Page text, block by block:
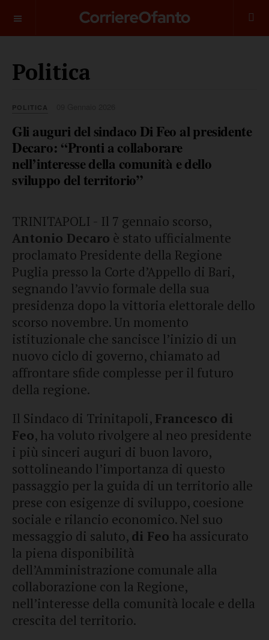
Politica
POLITICA
Gli auguri del sindaco Di Feo al presidente
Decaro: “Pronti a collaborare
nell’interesse della comunità e dello
sviluppo del territorio”
TRINITAPOLI - Il 7 gennaio scorso,
Antonio Decaro è stato ufficialmente
proclamato Presidente della Regione
Puglia presso la Corte d’Appello di Bari,
segnando l’avvio formale della sua
presidenza dopo la vittoria elettorale dello
scorso novembre. Un momento
istituzionale che sancisce l’inizio di un
nuovo ciclo di governo, chiamato ad
affrontare sfide complesse per il futuro
della regione.
Il Sindaco di Trinitapoli, Francesco di
Feo, ha voluto rivolgere al neo presidente
i più sinceri auguri di buon lavoro,
sottolineando l’importanza di questo
passaggio per la guida di un territorio alle
prese con esigenze di sviluppo, coesione
sociale e rilancio economico. Nel suo
messaggio di saluto, di Feo ha assicurato
la piena disponibilità
dell’Amministrazione comunale alla
collaborazione con la Regione,
nell’interesse della comunità locale e della
crescita del territorio.